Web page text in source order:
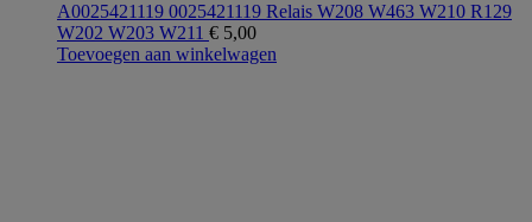
A0025421119 0025421119 Relais W208 W463 W210 R129
W202 W203 W211 € 5,00
Toevoegen aan winkelwagen